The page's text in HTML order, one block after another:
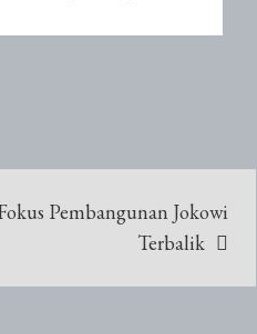
Pembangunan Jokowi
Terbalik